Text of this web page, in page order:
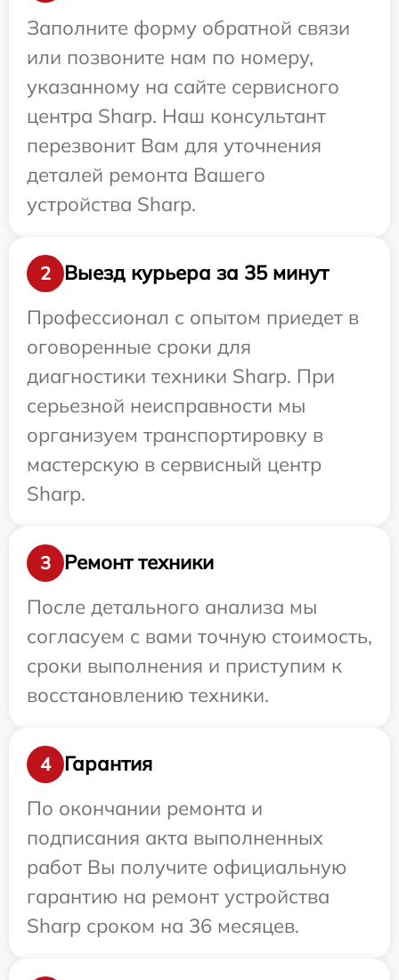
Заполните форму обратной связи
или позвоните нам по номеру,
указанному на сайте сервисного
центра Sharp. Наш консультант
перезвонит Вам для уточнения
деталей ремонта Вашего
устройства Sharp.
2
Выезд курьера за 35 минут
Профессионал с опытом приедет в
оговоренные сроки для
диагностики техники Sharp. При
серьезной неисправности мы
организуем транспортировку в
мастерскую в сервисный центр
Sharp.
3
Ремонт техники
После детального анализа мы
согласуем с вами точную стоимость,
сроки выполнения и приступим к
восстановлению техники.
4
Гарантия
По окончании ремонта и
подписания акта выполненных
работ Вы получите официальную
гарантию на ремонт устройства
Sharp сроком на 36 месяцев.